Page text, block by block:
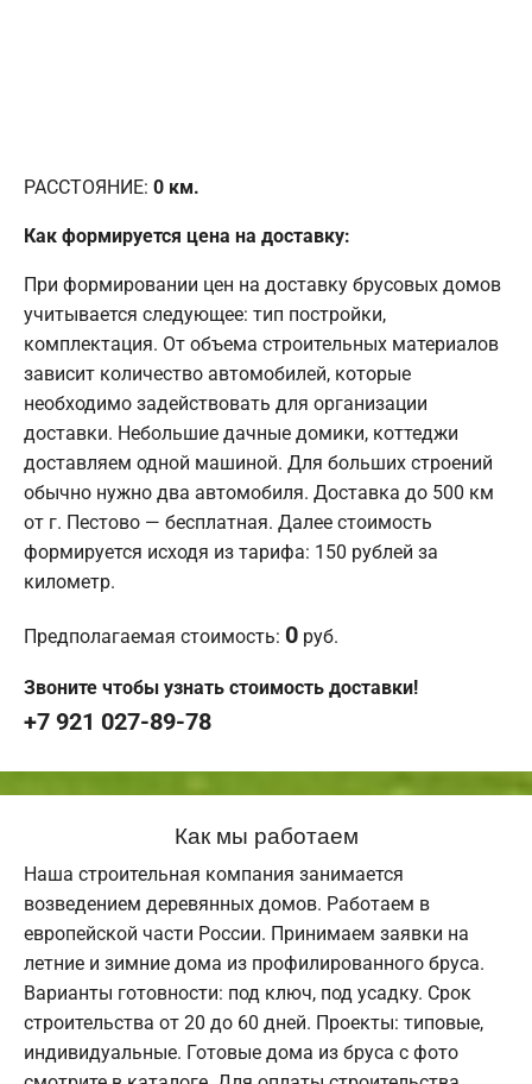
РАССТОЯНИЕ: 0 км.
Как формируется цена на доставку:
При формировании цен на доставку брусовых домов
учитывается следующее: тип постройки,
комплектация. От объема строительных материалов
зависит количество автомобилей, которые
необходимо задействовать для организации
доставки. Небольшие дачные домики, коттеджи
доставляем одной машиной. Для больших строений
обычно нужно два автомобиля. Доставка до 500 км
от г. Пестово — бесплатная. Далее стоимость
формируется исходя из тарифа: 150 рублей за
километр.
Предполагаемая стоимость: 0 руб.
Звоните чтобы узнать стоимость доставки!
+7 921 027-89-78
Как мы работаем
Наша строительная компания занимается
возведением деревянных домов. Работаем в
европейской части России. Принимаем заявки на
летние и зимние дома из профилированного бруса.
Варианты готовности: под ключ, под усадку. Срок
строительства от 20 до 60 дней. Проекты: типовые,
индивидуальные. Готовые дома из бруса с фото